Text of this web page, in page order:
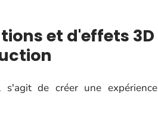
et d'effets 3D
de créer une expérience